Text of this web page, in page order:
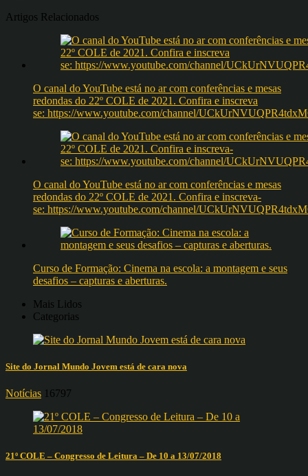
Artigos Relacionados
O canal do YouTube está no ar com conferências e mesas
redondas do 22º COLE de 2021. Confira e inscreva
se: https://www.youtube.com/channel/
O canal do YouTube está no ar com conferências e mesas
redondas do 22º COLE de 2021. Confira e inscreva-
se: https://www.youtube.com/channel/
Curso de Formação: Cinema na escola: a montagem e seus
desafios – capturas e aberturas.
Mais Lidos
Categorias
Site do Jornal Mundo Jovem está de cara nova
Notícias 16797
21º COLE – Congresso de Leitura – De 10 a 13/07/2018